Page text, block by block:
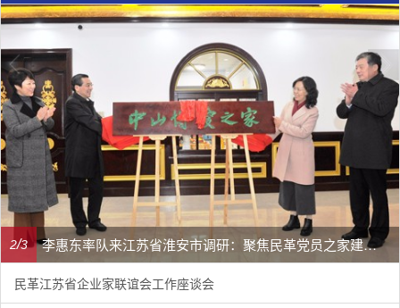
民革江苏省委召开“主题教育活动” 领导班子民主生活会
3/3
民革江苏省企业家联谊会工作座谈会